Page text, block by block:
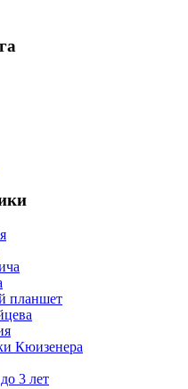
планшет
Кюизенера
3 лет